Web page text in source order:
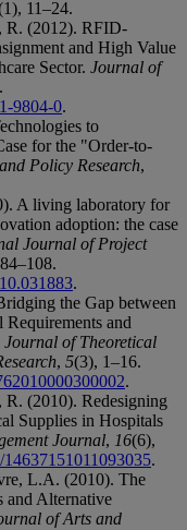
11–24.
R. (2012). RFID-
and High Value
Sector. Journal of
9804-0.
to
for the "Order-to-
Policy Research,
A living laboratory for
adoption: the case
Journal of Project
.
the Gap between
and
Journal of Theoretical
, 5(3), 1–16.
.
(2010). Redesigning
Supplies in Hospitals
Journal, 16(6),
.
L.A. (2010). The
and Alternative
of Arts and